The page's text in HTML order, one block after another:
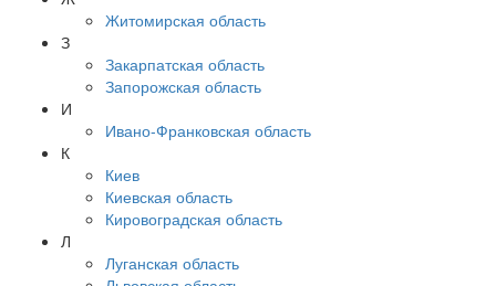
Житомирская область
З
Закарпатская область
Запорожская область
И
Ивано-Франковская область
К
Киев
Киевская область
Кировоградская область
Л
Луганская область